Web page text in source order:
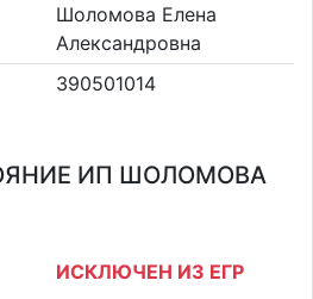
Шоломова Елена
Александровна
390501014
ИП ШОЛОМОВА
ИСКЛЮЧЕН ИЗ ЕГР